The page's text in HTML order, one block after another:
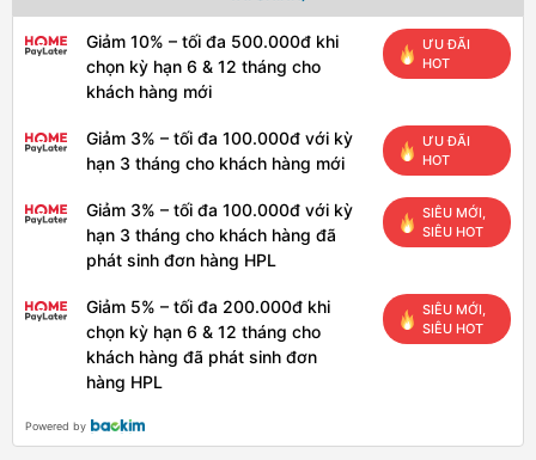
Giảm 10% – tối đa 500.000đ khi
chọn kỳ hạn 6 & 12 tháng cho
khách hàng mới
ƯU ĐÃI
HOT
Giảm 3% – tối đa 100.000đ với kỳ
hạn 3 tháng cho khách hàng mới
ƯU ĐÃI
HOT
Giảm 3% – tối đa 100.000đ với kỳ
hạn 3 tháng cho khách hàng đã
phát sinh đơn hàng HPL
SIÊU MỚI,
SIÊU HOT
Giảm 5% – tối đa 200.000đ khi
chọn kỳ hạn 6 & 12 tháng cho
khách hàng đã phát sinh đơn
hàng HPL
SIÊU MỚI,
SIÊU HOT
Powered by